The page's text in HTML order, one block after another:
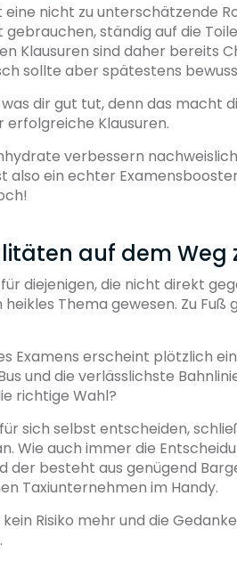
nicht zu unterschätzende
gebrauchen, ständig auf die
Klausuren sind daher bereits
sollte aber spätestens
dir gut tut, denn das macht
erfolgreiche Klausuren.
verbessern
also ein echter
auf dem Weg
diejenigen, die nicht direkt
Thema gewesen. Zu Fuß
Examens erscheint plötzlich
und die verlässlichste
richtige Wahl?
sich selbst entscheiden,
Wie auch immer die
der besteht aus genügend
Taxiunternehmen im Handy.
Risiko mehr und die